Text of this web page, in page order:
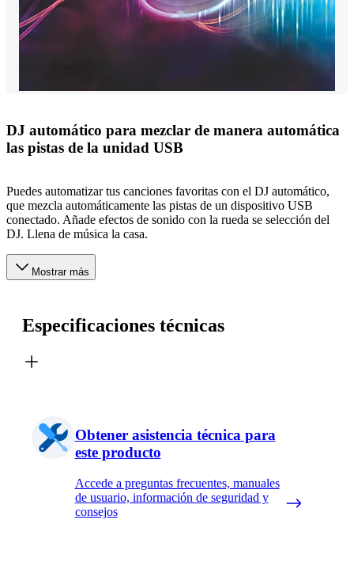
DJ automático para mezclar de manera automática
las pistas de la unidad USB
Puedes automatizar tus canciones favoritas con el DJ automático,
que mezcla automáticamente las pistas de un dispositivo USB
conectado. Añade efectos de sonido con la rueda se selección del
DJ. Llena de música la casa.
Mostrar más
Especificaciones técnicas
Obtener asistencia técnica para
este producto
Accede a preguntas frecuentes, manuales
de usuario, información de seguridad y
consejos